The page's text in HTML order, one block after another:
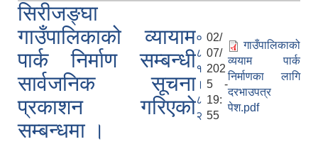
सिरीजङ्घा
गाउँपालिकाको व्यायाम
पार्क निर्माण सम्बन्धी
सार्वजनिक सूचना
प्रकाशन गरिएको
सम्बन्धमा ।
०
८
१
।
८
२
02/
07/
202
5 -
19:
55
गाउँपालिकाको
व्ययाम पार्क
निर्माणका लागि
दरभाउपत्र
पेश.pdf